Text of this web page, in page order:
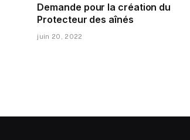
Demande pour la création du
Protecteur des aînés
juin 20, 2022